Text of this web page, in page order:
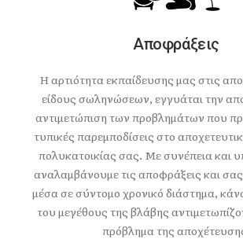
Αποφράξεις
Η αρτιότητα εκπαίδευσης μας στις
είδους σωληνώσεων, εγγυάται την
αντιμετώπιση των προβλημάτων που
τυπικές παρεμποδίσεις στο
πολυκατοικίας σας. Με συνέπεια και
αναλαμβάνουμε τις αποφράξεις και
μέσα σε σύντομο χρονικό διάστημα,
του μεγέθους της βλάβης
πρόβλημα της